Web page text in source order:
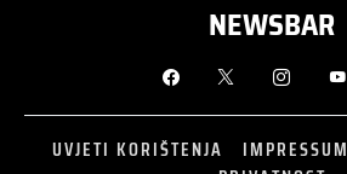
NEWSBAR
UVJETI KORIŠTENJA IMPRESSUM